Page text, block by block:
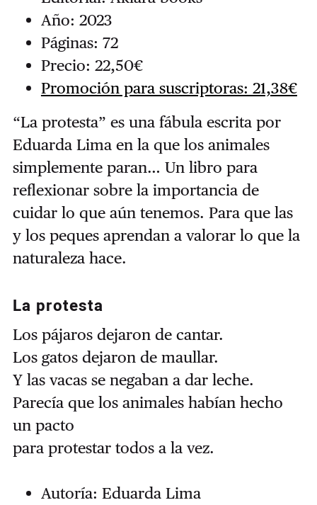
Año: 2023
Páginas: 72
Precio: 22,50€
Promoción para suscriptoras: 21,38€
“La protesta” es una fábula escrita por
Eduarda Lima en la que los animales
simplemente paran… Un libro para
reflexionar sobre la importancia de
cuidar lo que aún tenemos. Para que las
y los peques aprendan a valorar lo que la
naturaleza hace.
La protesta
Los pájaros dejaron de cantar.
Los gatos dejaron de maullar.
Y las vacas se negaban a dar leche.
Parecía que los animales habían hecho
un pacto
para protestar todos a la vez.
Autoría: Eduarda Lima